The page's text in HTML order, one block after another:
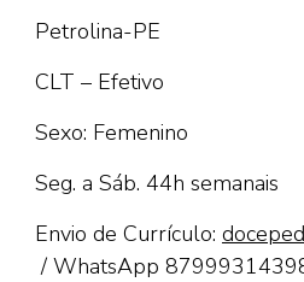
Petrolina-PE
CLT – Efetivo
Sexo: Femenino
Seg. a Sáb. 44h semanais
Envio de Currículo:
/ WhatsApp